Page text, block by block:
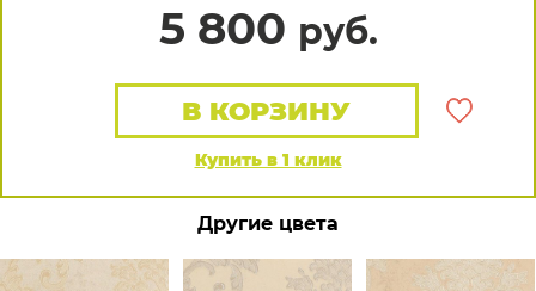
5 800 руб.
Купить в 1 клик
В КОРЗИНУ
Другие цвета